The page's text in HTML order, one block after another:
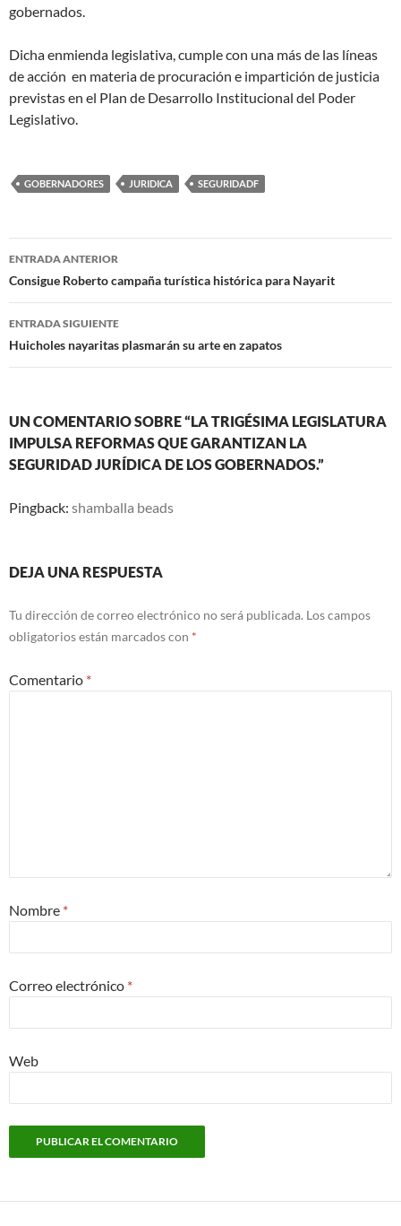
gobernados.
Dicha enmienda legislativa, cumple con una más de las líneas
de acción en materia de procuración e impartición de justicia
previstas en el Plan de Desarrollo Institucional del Poder
Legislativo.
GOBERNADORES JURIDICA SEGURIDADF
Navegación
de
entradas
ENTRADA ANTERIOR
Consigue Roberto campaña turística histórica para Nayarit
ENTRADA SIGUIENTE
Huicholes nayaritas plasmarán su arte en zapatos
UN COMENTARIO SOBRE “LA TRIGÉSIMA LEGISLATURA
IMPULSA REFORMAS QUE GARANTIZAN LA
SEGURIDAD JURÍDICA DE LOS GOBERNADOS.”
Pingback: shamballa beads
DEJA UNA RESPUESTA
Tu dirección de correo electrónico no será publicada. Los campos
obligatorios están marcados con *
Comentario *
Nombre *
Correo electrónico *
Web